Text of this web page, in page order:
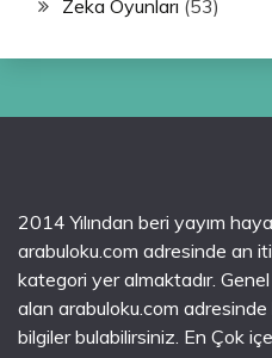
Zeka Oyunları (53)
2014 Yılından beri yayım
arabuloku.com adresinde an
kategori yer almaktadır.
alan arabuloku.com
bilgiler bulabilirsiniz. En Çok